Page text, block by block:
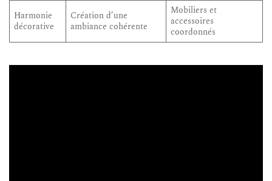
Harmonie
décorative
Création d’une
ambiance cohérente
Mobiliers et
accessoires
coordonnés